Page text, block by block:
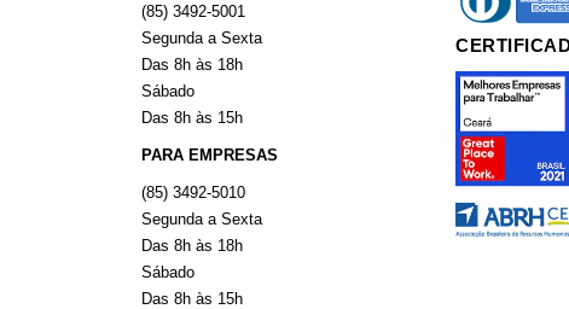
(85) 3492-5001
Segunda a Sexta
Das 8h às 18h
Sábado
Das 8h às 15h
PARA EMPRESAS
(85) 3492-5010
Segunda a Sexta
Das 8h às 18h
Sábado
Das 8h às 15h